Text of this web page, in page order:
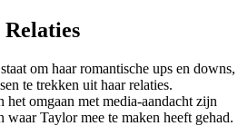
om haar romantische ups en downs,
te trekken uit haar relaties.
omgaan met media-aandacht zijn
waar Taylor mee te maken heeft gehad.